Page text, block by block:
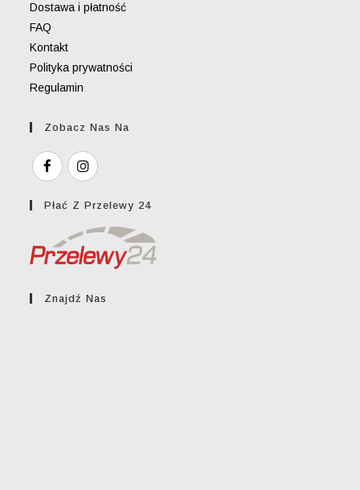
Dostawa i płatność
FAQ
Kontakt
Polityka prywatności
Regulamin
Zobacz Nas Na
Płać Z Przelewy 24
Znajdź Nas